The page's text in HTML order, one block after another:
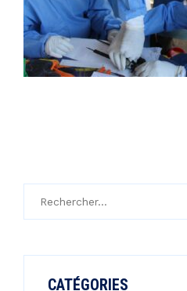
CATÉGORIES